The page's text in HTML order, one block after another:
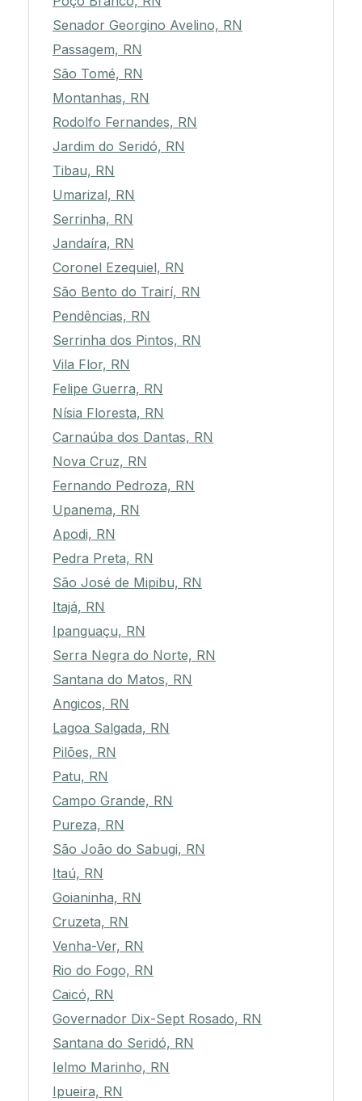
Senador Georgino Avelino, RN
Passagem, RN
São Tomé, RN
Montanhas, RN
Rodolfo Fernandes, RN
Jardim do Seridó, RN
Tibau, RN
Umarizal, RN
Serrinha, RN
Jandaíra, RN
Coronel Ezequiel, RN
São Bento do Trairí, RN
Pendências, RN
Serrinha dos Pintos, RN
Vila Flor, RN
Felipe Guerra, RN
Nísia Floresta, RN
Carnaúba dos Dantas, RN
Nova Cruz, RN
Fernando Pedroza, RN
Upanema, RN
Apodi, RN
Pedra Preta, RN
São José de Mipibu, RN
Itajá, RN
Ipanguaçu, RN
Serra Negra do Norte, RN
Santana do Matos, RN
Angicos, RN
Lagoa Salgada, RN
Pilões, RN
Patu, RN
Campo Grande, RN
Pureza, RN
São João do Sabugi, RN
Itaú, RN
Goianinha, RN
Cruzeta, RN
Venha-Ver, RN
Rio do Fogo, RN
Caicó, RN
Governador Dix-Sept Rosado, RN
Santana do Seridó, RN
Ielmo Marinho, RN
Ipueira, RN